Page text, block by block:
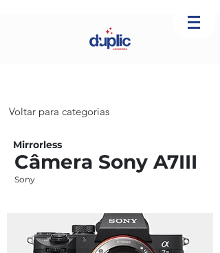
Voltar para categorias
Mirrorless
Câmera Sony A7III
Sony